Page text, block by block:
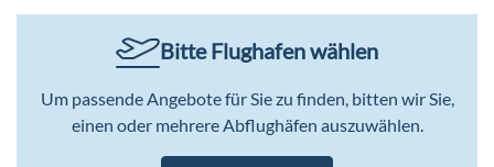
Bitte Flughafen wählen
Um passende Angebote für Sie zu finden, bitten wir Sie,
einen oder mehrere Abflughäfen auszuwählen.